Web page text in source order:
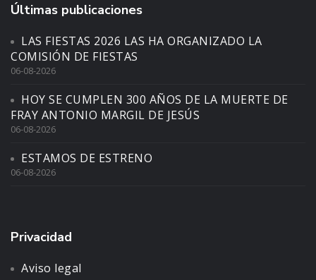
Últimas publicaciones
LAS FIESTAS 2026 LAS HA ORGANIZADO LA
COMISIÓN DE FIESTAS
06-08-2026
HOY SE CUMPLEN 300 AÑOS DE LA MUERTE DE
FRAY ANTONIO MARGIL DE JESÚS
06-08-2026
ESTAMOS DE ESTRENO
06-08-2026
Privacidad
Aviso legal